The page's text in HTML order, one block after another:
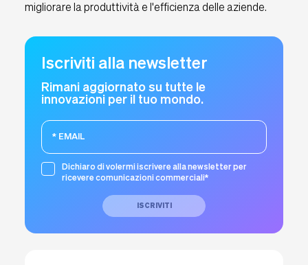
migliorare la produttività e l'efficienza delle aziende.
Iscriviti alla newsletter
Rimani aggiornato su tutte le
innovazioni per il tuo mondo.
Dichiaro di volermi iscrivere alla newsletter per
ricevere comunicazioni commerciali*
ISCRIVITI